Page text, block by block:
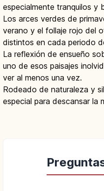
especialmente tranquilos y
Los arces verdes de
verano y el follaje rojo del
distintos en cada periodo
La reflexión de ensueño
uno de esos paisajes
ver al menos una vez.
Rodeado de naturaleza y
especial para descansar la